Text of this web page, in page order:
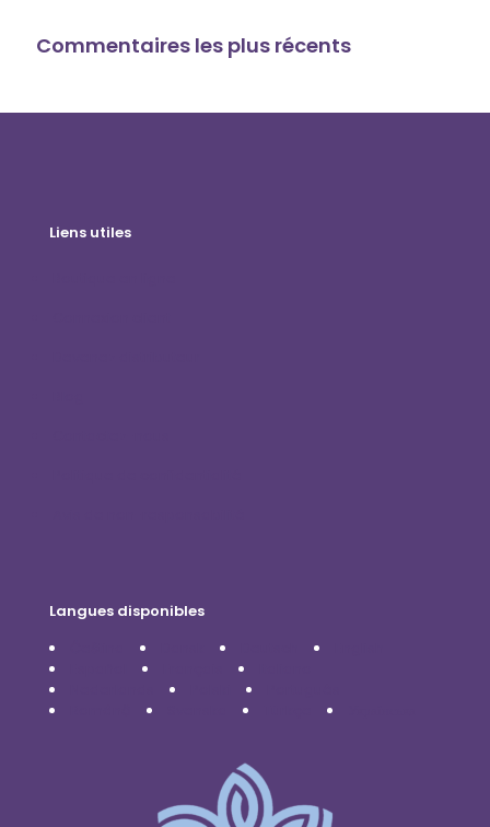
Commentaires les plus récents
Liens utiles
Langues disponibles